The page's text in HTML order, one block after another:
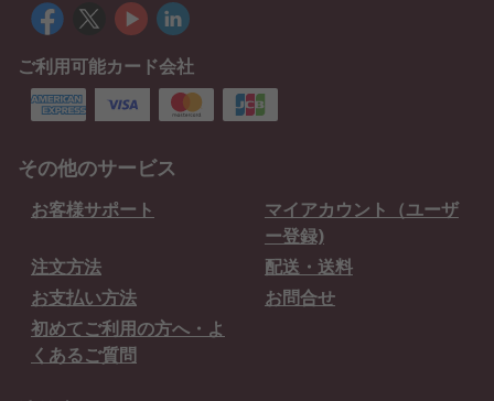
ご利用可能カード会社
その他のサービス
お客様サポート
マイアカウント（ユーザ
ー登録)
注文方法
配送・送料
お支払い方法
お問合せ
初めてご利用の方へ・よ
くあるご質問